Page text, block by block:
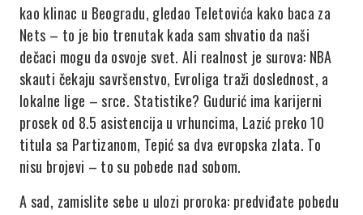
kao klinac u Beogradu, gledao Teletovića kako baca za
Nets – to je bio trenutak kada sam shvatio da naši
dečaci mogu da osvoje svet. Ali realnost je surova: NBA
skauti čekaju savršenstvo, Evroliga traži doslednost, a
lokalne lige – srce. Statistike? Gudurić ima karijerni
prosek od 8.5 asistencija u vrhuncima, Lazić preko 10
titula sa Partizanom, Tepić sa dva evropska zlata. To
nisu brojevi – to su pobede nad sobom.
A sad, zamislite sebe u ulozi proroka: predviđate pobedu